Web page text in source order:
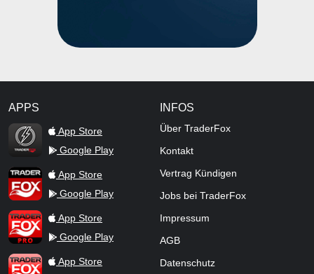
APPS
TraderFox Flash
App Store
Google Play
TraderFox AppApp Store
Google Play
TraderFox ProApp Store
Google Play
TraderFox dpa-AFX ProFeed
App Store
INFOS
Über TraderFox
Kontakt
Vertrag Kündigen
Jobs bei TraderFox
Impressum
AGB
Datenschutz